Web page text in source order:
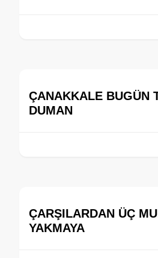
ÇANAKKALE BUGÜN
DUMAN
ÇARŞILARDAN ÜÇ
YAKMAYA